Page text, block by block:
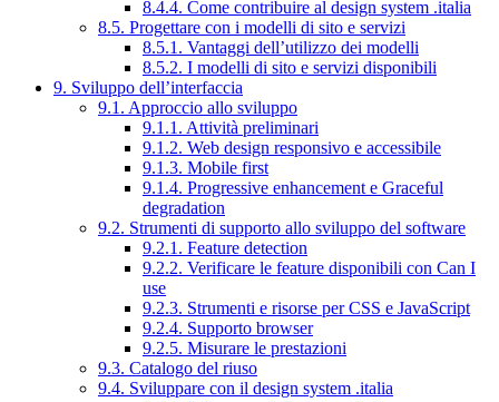
8.4.4. Come contribuire al design system .italia
8.5. Progettare con i modelli di sito e servizi
8.5.1. Vantaggi dell’utilizzo dei modelli
8.5.2. I modelli di sito e servizi disponibili
9. Sviluppo dell’interfaccia
9.1. Approccio allo sviluppo
9.1.1. Attività preliminari
9.1.2. Web design responsivo e accessibile
9.1.3. Mobile first
9.1.4. Progressive enhancement e Graceful
degradation
9.2. Strumenti di supporto allo sviluppo del software
9.2.1. Feature detection
9.2.2. Verificare le feature disponibili con Can I
use
9.2.3. Strumenti e risorse per CSS e JavaScript
9.2.4. Supporto browser
9.2.5. Misurare le prestazioni
9.3. Catalogo del riuso
9.4. Sviluppare con il design system .italia